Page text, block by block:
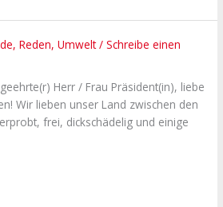
,Reden,Umwelt/Schreibe einen
Herr / Frau Präsident(in), liebe
Wir lieben unser Land zwischen den
frei, dickschädelig und einige